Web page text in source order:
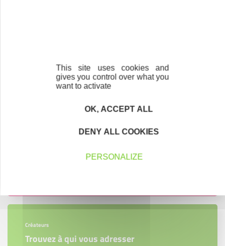
Notre promesse
Notre territoire
Créateurs
Trouvez à qui vous adresser
This site uses cookies and
gives you control over what you
want to activate
OK, ACCEPT ALL
DENY ALL COOKIES
PERSONALIZE